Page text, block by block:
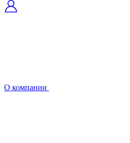
О компании